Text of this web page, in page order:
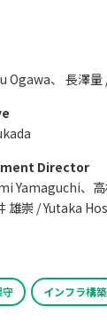
Ogawa、 長澤
Director
Yamaguchi、
雄崇 / Yutaka
守 インフラ構築